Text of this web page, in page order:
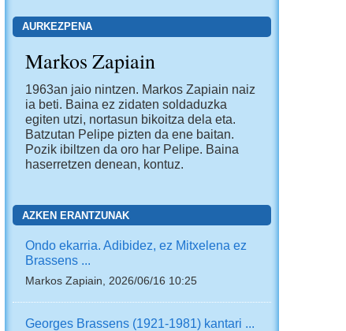
AURKEZPENA
Markos Zapiain
1963an jaio nintzen. Markos Zapiain naiz
ia beti. Baina ez zidaten soldaduzka
egiten utzi, nortasun bikoitza dela eta.
Batzutan Pelipe pizten da ene baitan.
Pozik ibiltzen da oro har Pelipe. Baina
haserretzen denean, kontuz.
AZKEN ERANTZUNAK
Ondo ekarria. Adibidez, ez Mitxelena ez
Brassens ...
Markos Zapiain, 2026/06/16 10:25
Georges Brassens (1921-1981) kantari ...